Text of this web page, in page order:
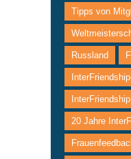
Tipps von
Russland
20 Jahre